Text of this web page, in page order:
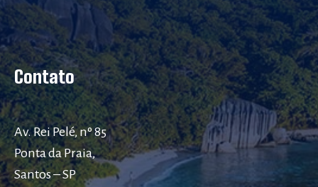
Contato
Av. Rei Pelé, nº 85
Ponta da Praia,
Santos – SP